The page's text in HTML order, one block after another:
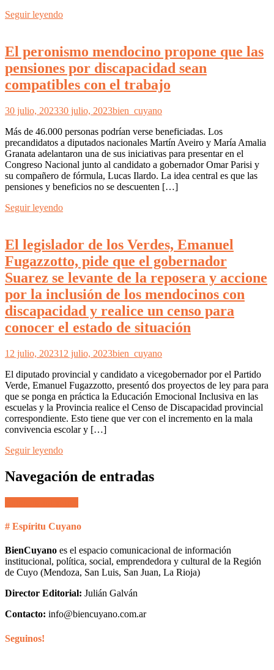
Seguir leyendo
El peronismo mendocino propone que las
pensiones por discapacidad sean
compatibles con el trabajo
30 julio, 202330 julio, 2023bien_cuyano
Más de 46.000 personas podrían verse beneficiadas. Los
precandidatos a diputados nacionales Martín Aveiro y María Amalia
Granata adelantaron una de sus iniciativas para presentar en el
Congreso Nacional junto al candidato a gobernador Omar Parisi y
su compañero de fórmula, Lucas Ilardo. La idea central es que las
pensiones y beneficios no se descuenten […]
Seguir leyendo
El legislador de los Verdes, Emanuel
Fugazzotto, pide que el gobernador
Suarez se levante de la reposera y accione
por la inclusión de los mendocinos con
discapacidad y realice un censo para
conocer el estado de situación
12 julio, 202312 julio, 2023bien_cuyano
El diputado provincial y candidato a vicegobernador por el Partido
Verde, Emanuel Fugazzotto, presentó dos proyectos de ley para para
que se ponga en práctica la Educación Emocional Inclusiva en las
escuelas y la Provincia realice el Censo de Discapacidad provincial
correspondiente. Esto tiene que ver con el incremento en la mala
convivencia escolar y […]
Seguir leyendo
Navegación de entradas
# Espíritu Cuyano
BienCuyano es el espacio comunicacional de información
institucional, política, social, emprendedora y cultural de la Región
de Cuyo (Mendoza, San Luis, San Juan, La Rioja)
Director Editorial: Julián Galván
Contacto: info@biencuyano.com.ar
Seguinos!